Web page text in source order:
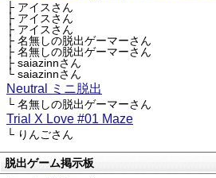
├ アイスさん
├ アイスさん
├ アイスさん
├ 名無しの脱出ゲーマーさん
├ 名無しの脱出ゲーマーさん
├ saiazinnさん
└ saiazinnさん
Neutral ミニ脱出
└ 名無しの脱出ゲーマーさん
Trial X Love #01 Maze
└ りんごさん
脱出ゲーム掲示板